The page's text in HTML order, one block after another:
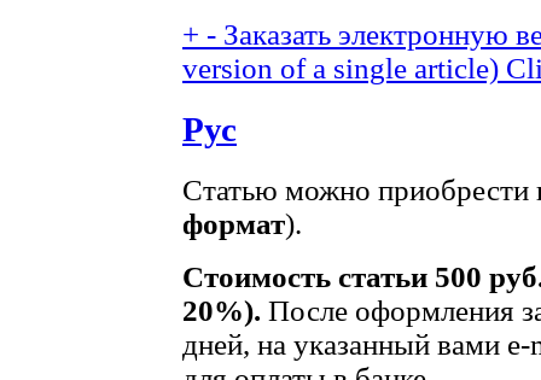
+ - Заказать электронную
version of a single article)
Рус
Статью можно приобрести
формат).
Стоимость статьи 500
20%). После оформления
дней, на указанный вами